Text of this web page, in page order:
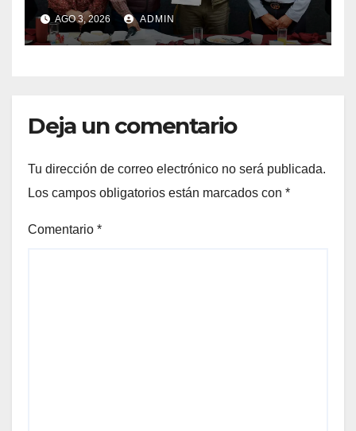
AGO 3, 2026 ADMIN
Deja un comentario
Tu dirección de correo electrónico no será publicada.
Los campos obligatorios están marcados con *
Comentario *